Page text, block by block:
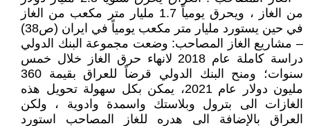
من الغاز ، ويحرق يومياً 1.7 مليار متر مكعب من الغاز
في حين يستورد مليار متر مكعب يومياً في ايران (ص38)
– مشاريع الغاز المصاحب: وضعت مجموعة البنك الدولي
دراسة كاملة عام 2018 لانهاء حرق الغاز خلال خمس
سنوات؛ ومنح البنك الدولي قرضاً للعراق بقيمة 360
مليون دولار عام 2021، يمكن بكل سهولة تحويل هذه
الغازات الى بترول وبلاستك واسمدة وادوية ، ولكن
العراق بالإضافة الى هدره للغاز المصاحب استورد